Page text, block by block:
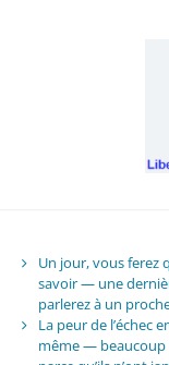
Un jour, vous ferez
savoir — une
parlerez à un
La peur de l’échec
même — beaucoup